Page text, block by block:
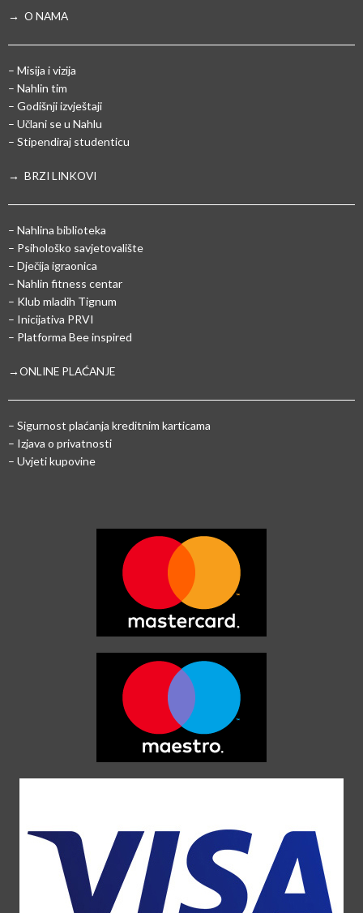
→ O NAMA
– Misija i vizija
– Nahlin tim
– Godišnji izvještaji
– Učlani se u Nahlu
– Stipendiraj studenticu
→ BRZI LINKOVI
– Nahlina biblioteka
– Psihološko savjetovalište
– Dječija igraonica
– Nahlin fitness centar
– Klub mladih Tignum
– Inicijativa PRVI
– Platforma Bee inspired
→ONLINE PLAĆANJE
– Sigurnost plaćanja kreditnim karticama
– Izjava o privatnosti
– Uvjeti kupovine